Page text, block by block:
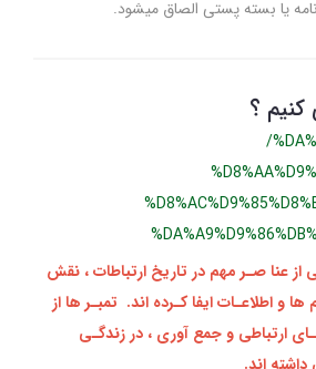
یا بسته پستی الصاق میشود.
؟
/
عنا صـر مهم در تاریخ ارتباطات ، نقش
و اطلاعـات ایفا کـرده‌ اند. تمبـر ها از
ارتباطی و جمع‌ آوری ، در زندگـی